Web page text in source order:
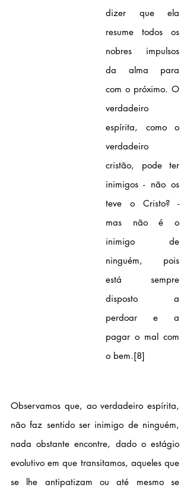
dizer que ela
resume todos os
nobres impulsos
da alma para
com o próximo. O
verdadeiro
espírita, como o
verdadeiro
cristão, pode ter
inimigos - não os
teve o Cristo? -
mas não é o
inimigo de
ninguém, pois
está sempre
disposto a
perdoar e a
pagar o mal com
o bem.[8]
Observamos que, ao verdadeiro espírita,
não faz sentido ser inimigo de ninguém,
nada obstante encontre, dado o estágio
evolutivo em que transitamos, aqueles que
se lhe antipatizam ou até mesmo se